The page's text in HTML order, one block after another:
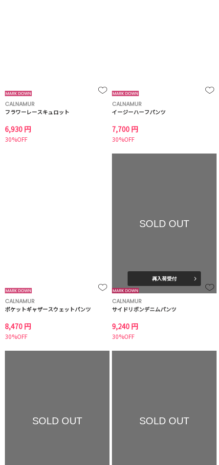
CALNAMUR
フラワーレースキュロット
6,930 円
30%OFF
CALNAMUR
イージーハーフパンツ
7,700 円
30%OFF
CALNAMUR
ポケットギャザースウェットパンツ
8,470 円
30%OFF
SOLD OUT
再入荷受付
CALNAMUR
サイドリボンデニムパンツ
9,240 円
30%OFF
SOLD OUT SOLD OUT